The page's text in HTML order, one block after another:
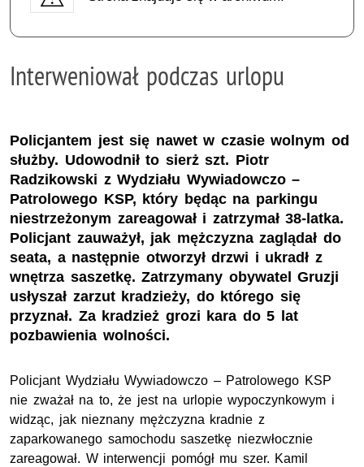
Interweniował podczas urlopu
Policjantem jest się nawet w czasie wolnym od
służby. Udowodnił to sierż szt. Piotr
Radzikowski z Wydziału Wywiadowczo –
Patrolowego KSP, który będąc na parkingu
niestrzeżonym zareagował i zatrzymał 38-latka.
Policjant zauważył, jak mężczyzna zaglądał do
seata, a następnie otworzył drzwi i ukradł z
wnętrza saszetkę. Zatrzymany obywatel Gruzji
usłyszał zarzut kradzieży, do którego się
przyznał. Za kradzież grozi kara do 5 lat
pozbawienia wolności.
Policjant Wydziału Wywiadowczo – Patrolowego KSP
nie zważał na to, że jest na urlopie wypoczynkowym i
widząc, jak nieznany mężczyzna kradnie z
zaparkowanego samochodu saszetkę niezwłocznie
zareagował. W interwencji pomógł mu szer. Kamil